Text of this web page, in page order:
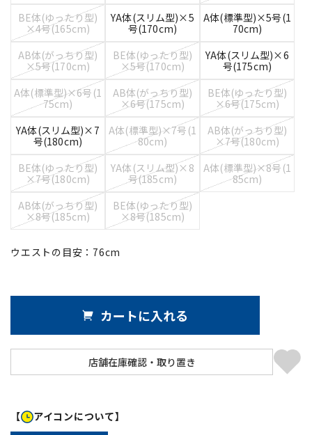
BE体(ゆったり型)
×4号(165cm)
YA体(スリム型)×5
号(170cm)
A体(標準型)×5号(1
70cm)
AB体(がっちり型)
×5号(170cm)
BE体(ゆったり型)
×5号(170cm)
YA体(スリム型)×6
号(175cm)
A体(標準型)×6号(1
75cm)
AB体(がっちり型)
×6号(175cm)
BE体(ゆったり型)
×6号(175cm)
YA体(スリム型)×7
号(180cm)
A体(標準型)×7号(1
80cm)
AB体(がっちり型)
×7号(180cm)
BE体(ゆったり型)
×7号(180cm)
YA体(スリム型)×8
号(185cm)
A体(標準型)×8号(1
85cm)
AB体(がっちり型)
×8号(185cm)
BE体(ゆったり型)
×8号(185cm)
ウエストの目安： 76cm
カートに入れる
【 アイコンについて】